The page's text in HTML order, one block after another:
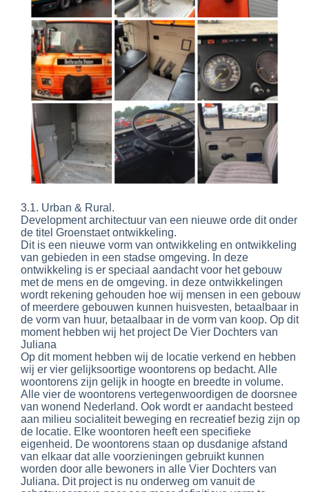
3.1. Urban & Rural.
Development architectuur van een nieuwe orde dit onder
de titel Groenstaet ontwikkeling.
Dit is een nieuwe vorm van ontwikkeling en ontwikkeling
van gebieden in een stadse omgeving. In deze
ontwikkeling is er speciaal aandacht voor het gebouw
met de mens en de omgeving. in deze ontwikkelingen
wordt rekening gehouden hoe wij mensen in een gebouw
of meerdere gebouwen kunnen huisvesten, betaalbaar in
de vorm van huur, betaalbaar in de vorm van koop. Op dit
moment hebben wij het project De Vier Dochters van
Juliana
Op dit moment hebben wij de locatie verkend en hebben
wij er vier gelijksoortige woontorens op bedacht. Alle
woontorens zijn gelijk in hoogte en breedte in volume.
Alle vier de woontorens vertegenwoordigen de doorsnee
van wonend Nederland. Ook wordt er aandacht besteed
aan milieu socialiteit beweging en recreatief bezig zijn op
de locatie. Elke woontoren heeft een specifieke
eigenheid. De woontorens staan op dusdanige afstand
van elkaar dat alle voorzieningen gebruikt kunnen
worden door alle bewoners in alle Vier Dochters van
Juliana. Dit project is nu onderweg om vanuit de